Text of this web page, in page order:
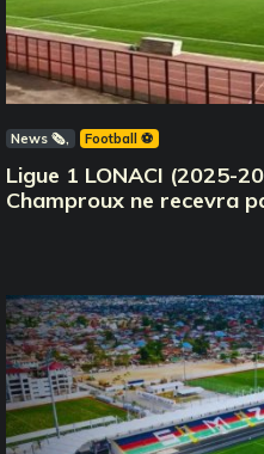
News 🗞️ Football ⚽️
Ligue 1 LONACI (2025-
Champroux ne recevra